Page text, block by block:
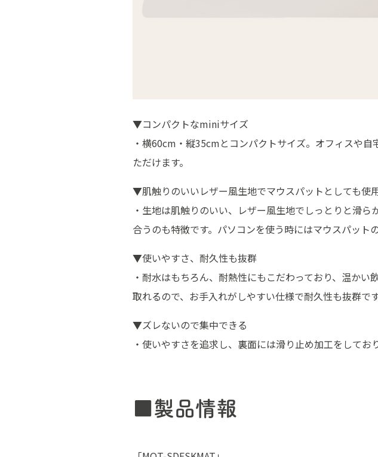
▼コンパクトなminiサイズ
・横60cm・縦35cmとコンパクトサイズ。オフィスや
ただけます。
▼肌触りのいいレザー風生地でマウスパットとしても使
・生地は肌触りのいい、レザー風生地でしっとりと滑
合うのも特徴です。パソコンを使う時にはマウスパット
▼使いやすさ、耐久性も抜群
・耐水はもちろん、耐熱性にもこだわっており、温か
取れるので、お手入れがしやすい仕様で耐久性も抜群です
▼ズレないので集中できる
・使いやすさを追求し、裏面には滑り止め加工をしてお
■製品情報